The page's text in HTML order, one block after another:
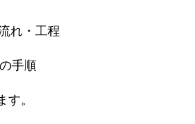
れ・工程
手順
。